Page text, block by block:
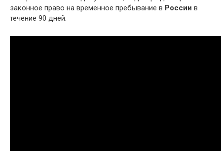
законное право на временное пребывание в России в
течение 90 дней.